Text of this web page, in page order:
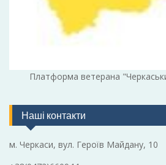
Платформа ветерана
Наші контакти
м. Черкаси, вул. Героїв Майдану, 10